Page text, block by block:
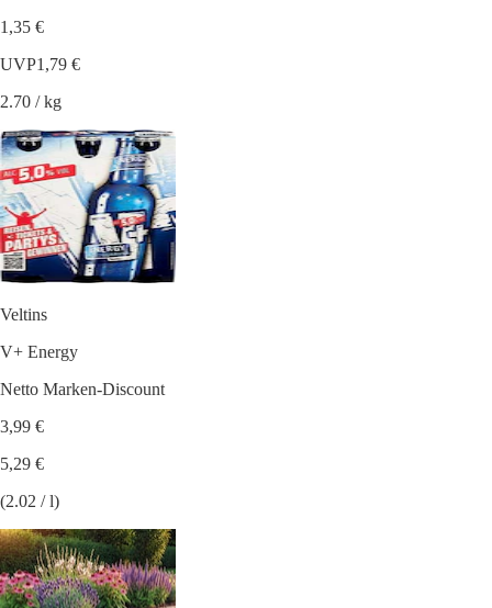
1,35 €
UVP1,79 €
2.70 / kg
Veltins
V+ Energy
Netto Marken-Discount
3,99 €
5,29 €
(2.02 / l)